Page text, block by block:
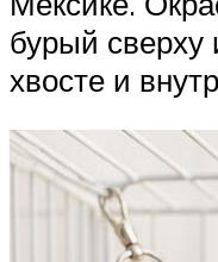
бурый
хвосте и